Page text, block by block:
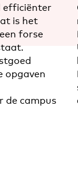
efficiënter
is het
forse
opgaven
de campus